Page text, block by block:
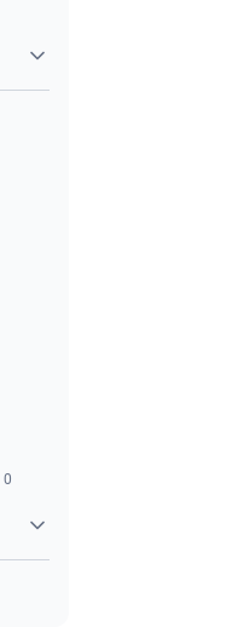
0